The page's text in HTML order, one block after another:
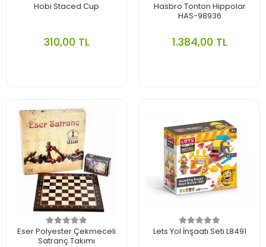
Hobi Staced Cup
310,00 TL
Hasbro Tonton Hippolar
HAS-98936
1.384,00 TL
Eser Polyester Çekmeceli
Satranç Takımı
Lets Yol İnşaatı Seti L8491